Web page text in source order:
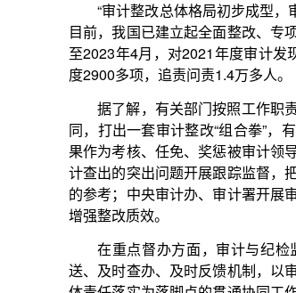
“今年审计工作报告中提出的一些问题在以往年
得以揭示，反映了相关领域可能存在一些体制性、机
一步深化改革。审计监督应坚持久久为功的理念，在
将得到改善。”汪德华表示。